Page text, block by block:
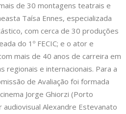
de 30 montagens teatrais e
Taísa Ennes, especializada
com cerca de 30 produções
do 1º FECIC; e o ator e
mais de 40 anos de carreira em
regionais e internacionais. Para a
de Avaliação foi formada
Jorge Ghiorzi (Porto
Alexandre Estevanato